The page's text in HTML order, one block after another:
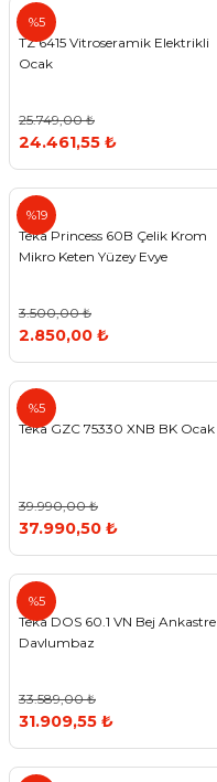
%5
Teka
TZ 6415 Vitroseramik Elektrikli
Ocak
25.749,00 ₺
24.461,55 ₺
%19
Teka
Teka Princess 60B Çelik Krom
Mikro Keten Yüzey Evye
3.500,00 ₺
2.850,00 ₺
%5
Teka
Teka GZC 75330 XNB BK Ocak
39.990,00 ₺
37.990,50 ₺
%5
Teka
Teka DOS 60.1 VN Bej Ankastre
Davlumbaz
33.589,00 ₺
31.909,55 ₺